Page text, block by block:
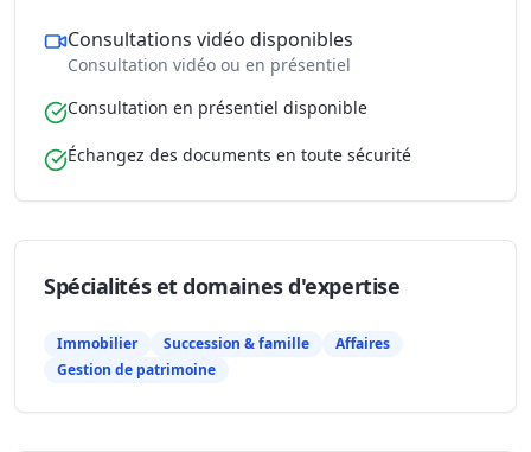
Consultations vidéo disponibles
Consultation vidéo ou en présentiel
Consultation en présentiel disponible
Échangez des documents en toute sécurité
Spécialités et domaines d'expertise
Immobilier Succession & famille
Affaires
Gestion de patrimoine